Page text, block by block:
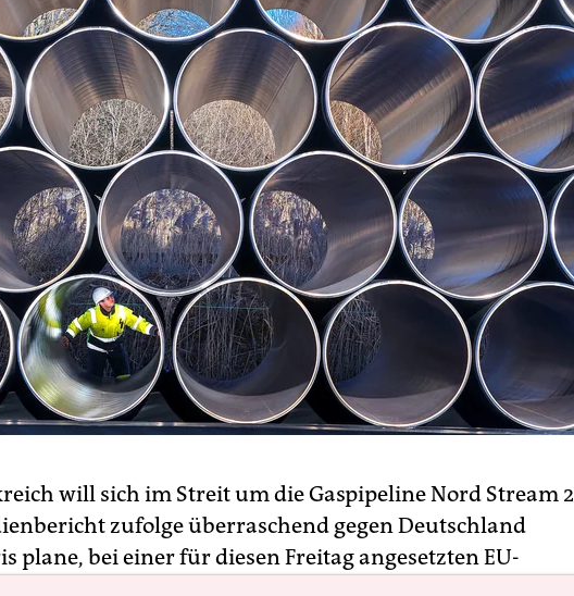
will sich im Streit um die Gaspipeline Nord Stream 2
zufolge überraschend gegen Deutschland
plane, bei einer für diesen Freitag angesetzten EU-